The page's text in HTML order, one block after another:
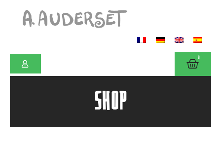
0
SHOP